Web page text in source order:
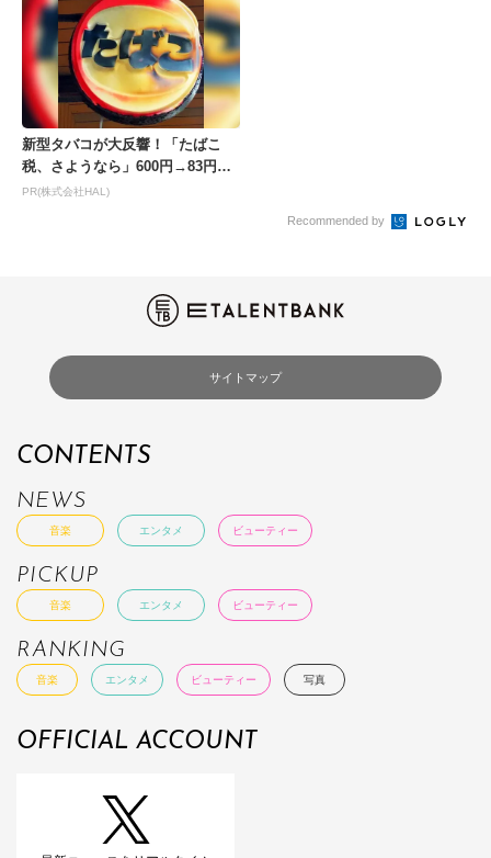
新型タバコが大反響！「たばこ
税、さようなら」600円→83円の
新型が爆売れ
PR(株式会社HAL)
Recommended by
サイトマップ
CONTENTS
NEWS
音楽 エンタメ ビューティー
PICKUP
音楽 エンタメ ビューティー
RANKING
音楽 エンタメ ビューティー 写真
OFFICIAL ACCOUNT